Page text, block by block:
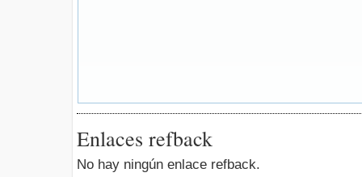
Enlaces refback
No hay ningún enlace refback.